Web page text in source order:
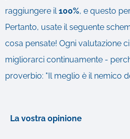
raggiungere il100%, e questo
Pertanto, usate il seguente
cosa pensate! Ogni valutazione
migliorarci continuamente -
proverbio: "Il meglio è il nemico
La vostra opinione